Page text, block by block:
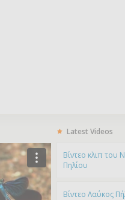
Latest Videos
Bίντεο κλιπ του
Πηλίου
Βίντεο Λαύκος